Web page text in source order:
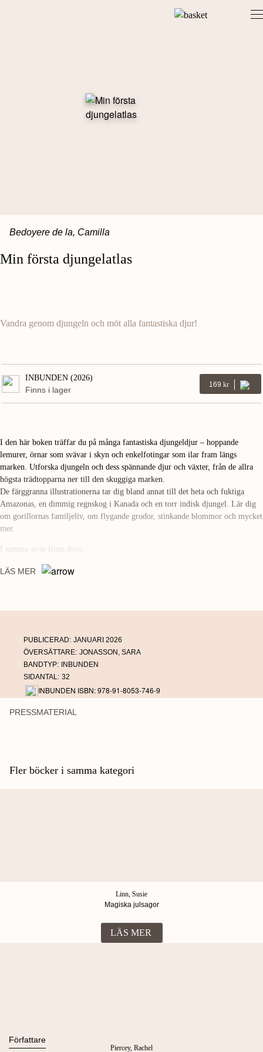
Bedoyere de la, Camilla
Min första djungelatlas
Vandra genom djungeln och möt alla fantastiska djur!
INBUNDEN (2026)
Finns i lager
169 Kr
I den här boken träffar du på många fantastiska djungeldjur – hoppande
lemurer, örnar som svävar i skyn och enkelfotingar som ilar fram längs
marken. Utforska djungeln och dess spännande djur och växter, från de allra
högsta trädtopparna ner till den skuggiga marken.
De färggranna illustrationerna tar dig bland annat till det heta och fuktiga
Amazonas, en dimmig regnskog i Kanada och en torr indisk djungel. Lär dig
om gorillornas familjeliv, om flygande grodor, stinkande blommor och mycket
mer.
I samma serie finns även:
Min första dinosaurieatlas
LÄS MER
PUBLICERAD: JANUARI 2026
ÖVERSÄTTARE: JONASSON, SARA
BANDTYP:
INBUNDEN
SIDANTAL: 32
INBUNDEN ISBN: 978-91-8053-746-9
PRESSMATERIAL
Fler böcker i samma kategori
Linn, Susie
Magiska julsagor
LÄS MER
Piercey, Rachel
Alla böcker
Ljudböcker
Författare